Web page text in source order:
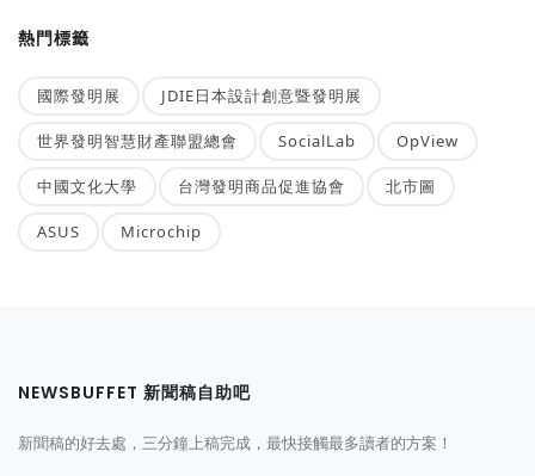
熱門標籤
國際發明展 JDIE日本設計創意暨發明展
世界發明智慧財產聯盟總會 SocialLab OpView
中國文化大學 台灣發明商品促進協會 北市圖
ASUS Microchip
NEWSBUFFET 新聞稿自助吧
新聞稿的好去處，三分鐘上稿完成，最快接觸最多讀者的方案！